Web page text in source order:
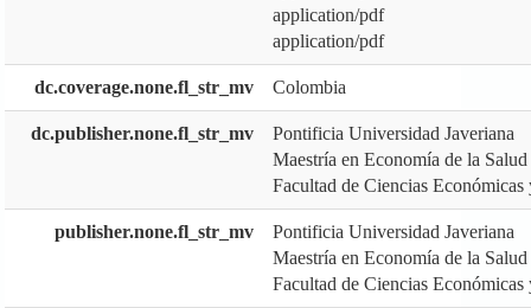
application/pdf
application/pdf
dc.coverage.none.fl_str_mv Colombia
dc.publisher.none.fl_str_mv
Pontificia Universidad Javeriana
Maestría en Economía de la Salud
Facultad de Ciencias
publisher.none.fl_str_mv
Pontificia Universidad Javeriana
Maestría en Economía de la Salud
Facultad de Ciencias